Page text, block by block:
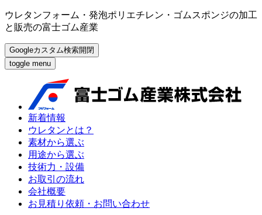
ウレタンフォーム・発泡ポリエチレン・ゴムスポンジの加工
と販売の富士ゴム産業
Googleカスタム検索開閉
toggle menu
新着情報
ウレタンとは？
素材から選ぶ
用途から選ぶ
技術力・設備
お取引の流れ
会社概要
お見積り依頼・お問い合わせ